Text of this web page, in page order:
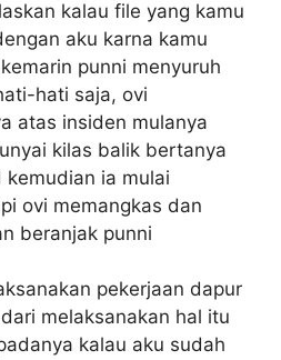
kalau file yang kamu
aku karna kamu
punni menyuruh
hati saja, ovi
atas insiden mulanya
kilas balik bertanya
ia mulai
ovi memangkas dan
beranjak punni
pekerjaan dapur
melaksanakan hal itu
kalau aku sudah